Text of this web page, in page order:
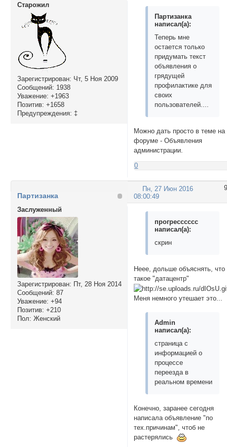
Cтарожил
Зарегистрирован: Чт, 5 Ноя 2009
Сообщений: 1938
Уважение: +1963
Позитив: +1658
Предупреждения: ‡
Партизанка
написал(а):
Теперь мне
остается только
придумать текст
объявления о
грядущей
профилактике для
своих
пользователей....
Можно дать просто в теме на
форуме - Объявления
администрации.
0
9
Пн, 27 Июн 2016
08:00:49
Партизанка
Заслуженный
Зарегистрирован: Пт, 28 Ноя 2014
Сообщений: 87
Уважение: +94
Позитив: +210
Пол: Женский
прогресссссс
написал(а):
скрин
Неее, дольше объяснять, что
такое "датацентр"
Меня немного утешает это...
Admin
написал(а):
страница с
информацией о
процессе
переезда в
реальном времени
Конечно, заранее сегодня
написала объявление "по
тех.причинам", чтоб не
растерялись